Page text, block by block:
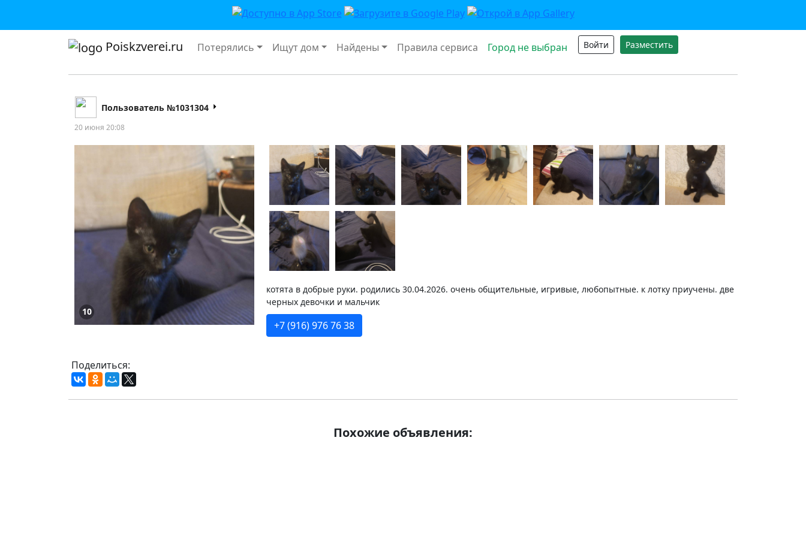
Poiskzverei.ru Потерялись Ищут дом Найдены Правила сервиса Город не выбран Войти Разместить
Пользователь №1031304
20 июня 20:08
10
котята в добрые руки. родились 30.04.2026. очень общительные, игривые, любопытные. к лотку приучены. две
черных девочки и мальчик
+7 (916) 976 76 38
Поделиться:
Похожие объявления: